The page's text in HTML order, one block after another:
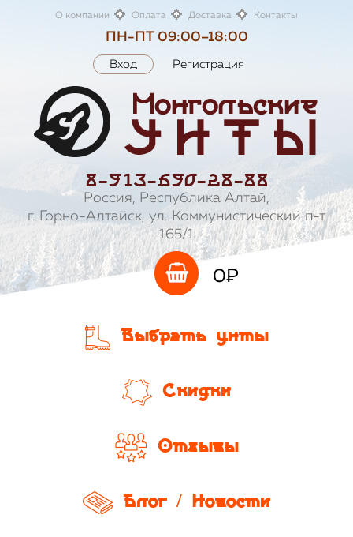
О компании Оплата Доставка Контакты
ПН-ПТ 09:00–18:00
Вход Регистрация
8-913-690-28-88
Россия, Республика Алтай,
г. Горно-Алтайск, ул. Коммунистический п-т
165/1
0P
Выбрать унты
Скидки
Отзывы
Блог / Новости